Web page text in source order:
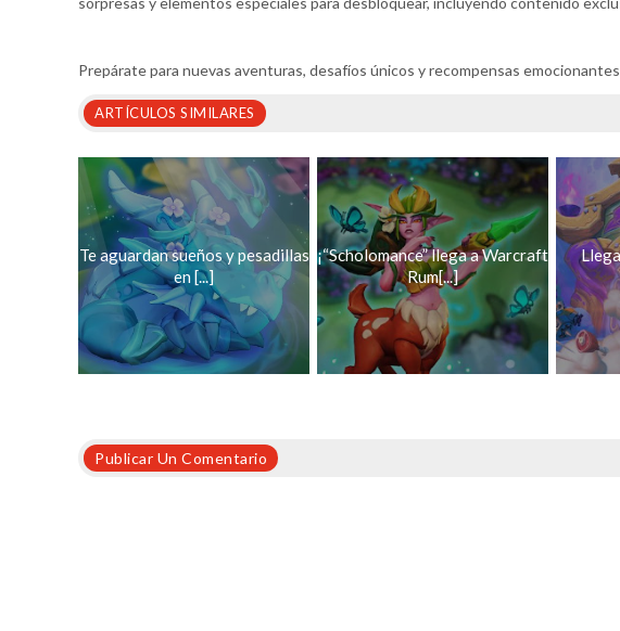
Prepárate para nuevas aventuras, desafíos únicos y recompensas
ARTÍCULOS SIMILARES
Te aguardan sueños y pesadillas
en [...]
¡“Scholomance” llega a Warcraft
Rum[...]
Publicar Un Comentario